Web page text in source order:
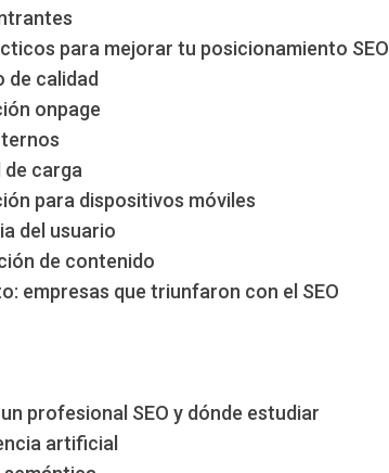
para mejorar tu posicionamiento SEO
de calidad
onpage
carga
para dispositivos móviles
del usuario
de contenido
empresas que triunfaron con el SEO
profesional SEO y dónde estudiar
artificial